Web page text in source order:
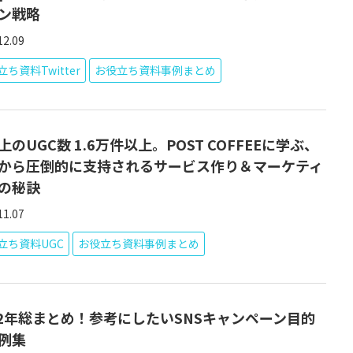
戦略
ち資料Twitter
お役立ち資料事例まとめ
のUGC数 1.6万件以上。POST COFFEEに学ぶ、
ら圧倒的に支持されるサービス作り＆マーケティ
秘訣
ち資料UGC
お役立ち資料事例まとめ
総まとめ！参考にしたいSNSキャンペーン目的
集